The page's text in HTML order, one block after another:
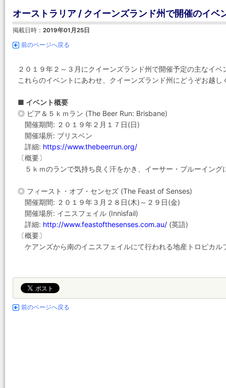
オーストラリア / クイーンズランド州で開催のイベ
掲載日時： 2019年01月25日
前のページへ戻る
２０１９年２～３月にクイーンズランド州で開催予定の主なイ
これらのイベントにあわせ、クイーンズランド州にどうぞお越し
■ イベント概要
◎ ビア＆５ｋｍラン (The Beer Run: Brisbane)
開催期間: ２０１９年２月１７日(日)
開催場所: ブリスベン
詳細: https://www.thebeerrun.org/
〔概要〕
５ｋｍのランで気持ち良く汗をかき、イーサー・ブルーイング
◎ フィースト・オブ・センセズ (The Feast of Senses)
開催期間: ２０１９年３月２８日(木)～２９日(金)
開催場所: イニスフェイル (Innisfail)
詳細: http://www.feastofthesenses.com.au/ (英語)
〔概要〕
ケアンズから南のイニスフェイルにて行われる地産トロピカ
前のページへ戻る